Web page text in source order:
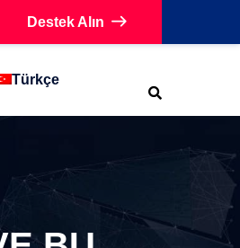
Destek Alın
Türkçe